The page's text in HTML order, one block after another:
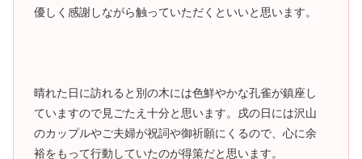
優しく感謝しながら触っていただくといいと思います。
晴れた日に訪れると別の木には色鮮やかな孔雀が鎮座し
ていますので見ごたえ十分と思います。戌の日には沢山
のカップルやご夫婦が祝詞や御祈願にくるので、心に余
裕をもって行動していたのが得策だと思います。